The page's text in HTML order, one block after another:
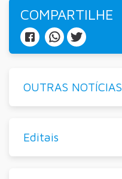
COMPARTILHE
OUTRAS NOTÍCIAS
Editais